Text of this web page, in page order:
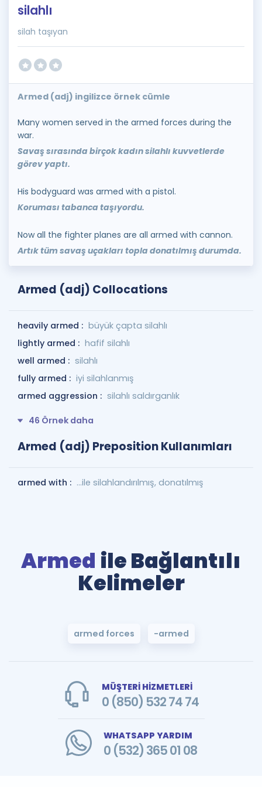
silahlı
silah taşıyan
Armed (adj) ingilizce örnek cümle
Many women served in the armed forces during the
war.
Savaş sırasında birçok kadın silahlı kuvvetlerde
görev yaptı.
His bodyguard was armed with a pistol.
Koruması tabanca taşıyordu.
Now all the fighter planes are all armed with cannon.
Artık tüm savaş uçakları topla donatılmış durumda.
Armed (adj) Collocations
heavily armed : büyük çapta silahlı
lightly armed : hafif silahlı
well armed : silahlı
fully armed : iyi silahlanmış
armed aggression : silahlı saldırganlık
46 Örnek daha
Armed (adj) Preposition Kullanımları
armed with : …ile silahlandırılmış, donatılmış
Armed ile Bağlantılı
Kelimeler
armed forces -armed
MÜŞTERİ HİZMETLERİ
0 (850) 532 74 74
WHATSAPP YARDIM
0 (532) 365 01 08